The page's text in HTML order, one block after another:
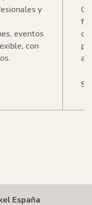
y
eventos
con
España